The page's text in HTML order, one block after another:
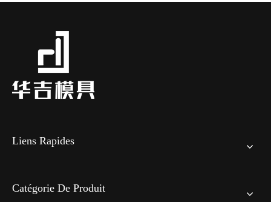
Liens Rapides
Catégorie De Produit